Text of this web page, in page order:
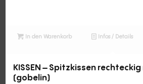
In den Warenkorb Infos / Details
KISSEN – Spitzkissen
(gobelin)